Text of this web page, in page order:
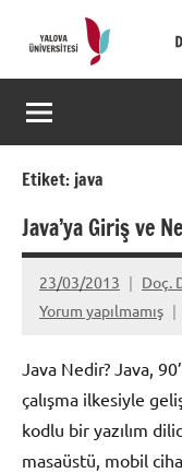
Doç.
Dr.
Aykut
Fatih
GÜVEN-
World's
top
2%
scientists
Web
Sitesi
Etiket: java
Java’ya Giriş ve
23/03/2013
Doç.
Yorum yapılmamış
Java Nedir? Java,
çalışma ilkesiyle
kodlu bir yazılım
masaüstü, mobil